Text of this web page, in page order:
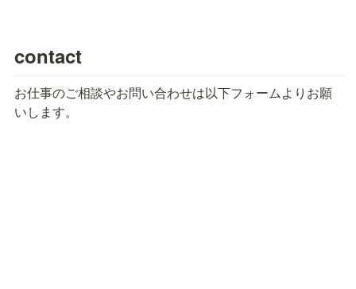
contact
お仕事のご相談やお問い合わせは以下フォームよりお願
いします。